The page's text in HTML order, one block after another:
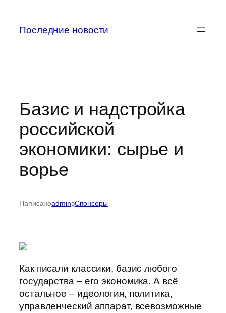
содержимому
Последние новости
Базис и надстройка
российской
экономики: сырье и
ворье
НаписаноadminвСпонсоры
Как писали классики, базис любого
государства – его экономика. А всё
остальное – идеология, политика,
управленческий аппарат, всевозможные